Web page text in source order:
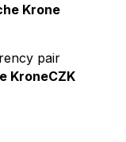
Krone
pair
KroneCZK